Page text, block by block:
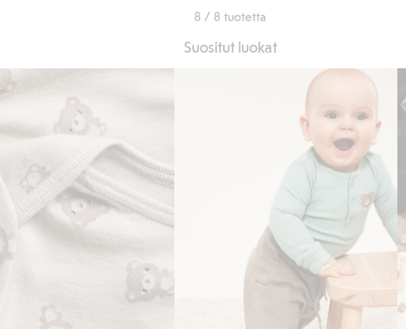
8 / 8 tuotetta
Suositut luokat